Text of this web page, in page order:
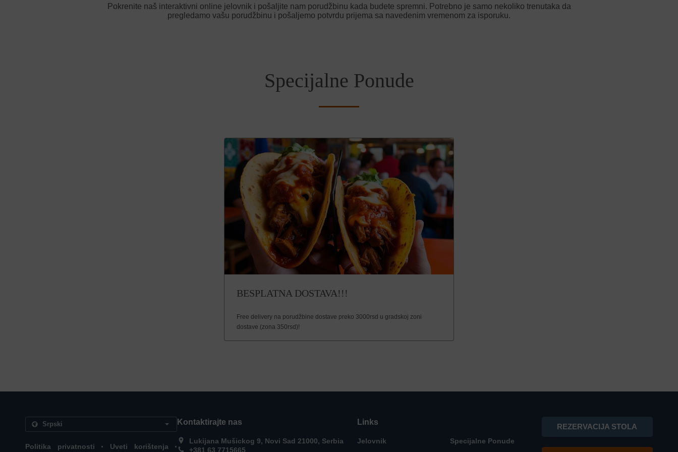
Pokrenite naš interaktivni online jelovnik i pošaljite nam porudžbinu kada budete spremni. Potrebno je samo nekoliko trenutaka da
pregledamo vašu porudžbinu i pošaljemo potvrdu prijema sa navedenim vremenom za isporuku.
Specijalne Ponude
BESPLATNA DOSTAVA!!!
Free delivery na porudžbine dostave preko 3000rsd u gradskoj zoni
dostave (zona 350rsd)!
Politika privatnosti . Uveti korištenja .
Kontaktirajte nas
Lukijana Mušickog 9, Novi Sad 21000, Serbia
+381 63 7715665
Links
Jelovnik
Specijalne Ponude
REZERVACIJA STOLA